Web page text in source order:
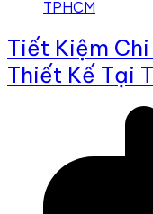
Tiết Kiệm Chi
Thiết Kế Tại